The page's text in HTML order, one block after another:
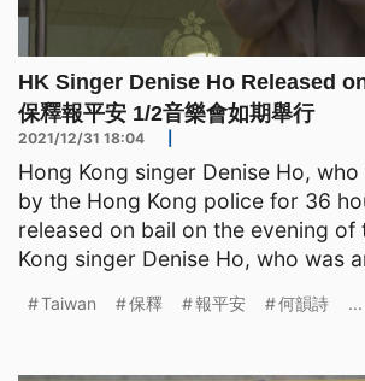
HK Singer Denise Ho Released
保釋報平安 1/2音樂會如期舉行
2021/12/31 18:04
Hong Kong singer Denise Ho,
by the Hong Kong police for 36
released on bail on the evening of
Kong singer Denise Ho, who was
Taiwan 保釋 報平安 何韻詩 ...